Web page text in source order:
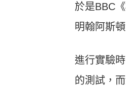
於是BBC
明翰阿斯
進行實驗
的測試，